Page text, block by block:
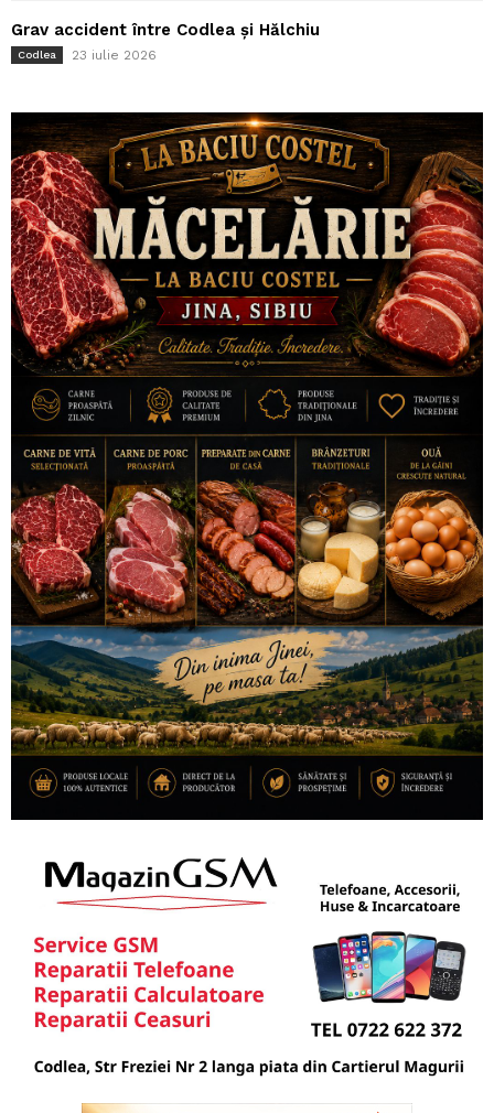
Grav accident între Codlea și Hălchiu
Codlea 23 iulie 2026